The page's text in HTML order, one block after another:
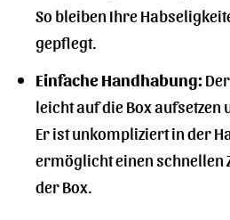
So bleiben Ihre
gepflegt.
Einfache Handhabung:
leicht auf die Box aufsetzen
Er ist unkompliziert in der
ermöglicht einen schnellen
der Box.